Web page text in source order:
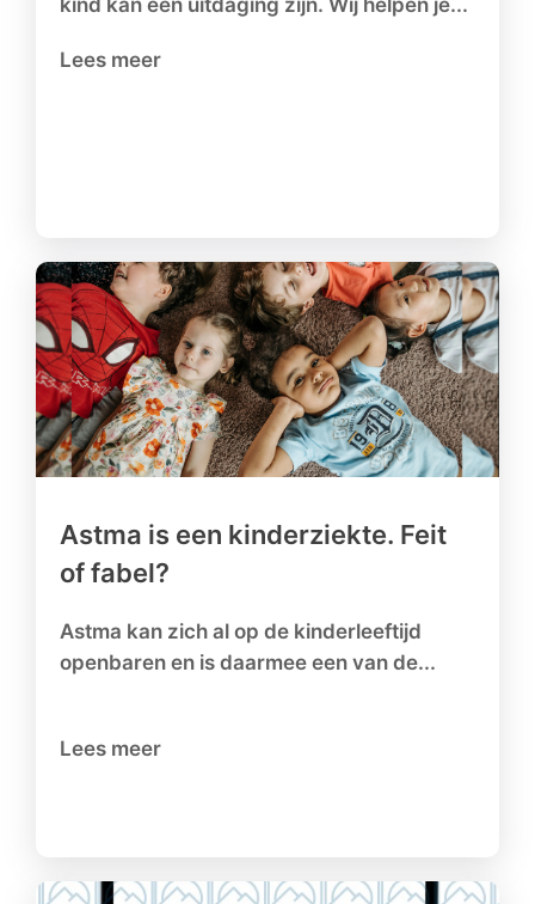
kind kan een uitdaging zijn. Wij helpen je...
Lees meer
Astma is een kinderziekte. Feit
of fabel?
Astma kan zich al op de kinderleeftijd
openbaren en is daarmee een van de...
Lees meer